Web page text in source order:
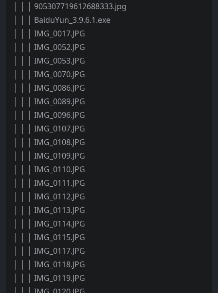
│ │ │ 905307719612688333.jpg
│ │ │ BaiduYun_3.9.6.1.exe
│ │ │ IMG_0017.JPG
│ │ │ IMG_0052.JPG
│ │ │ IMG_0053.JPG
│ │ │ IMG_0070.JPG
│ │ │ IMG_0086.JPG
│ │ │ IMG_0089.JPG
│ │ │ IMG_0096.JPG
│ │ │ IMG_0107.JPG
│ │ │ IMG_0108.JPG
│ │ │ IMG_0109.JPG
│ │ │ IMG_0110.JPG
│ │ │ IMG_0111.JPG
│ │ │ IMG_0112.JPG
│ │ │ IMG_0113.JPG
│ │ │ IMG_0114.JPG
│ │ │ IMG_0115.JPG
│ │ │ IMG_0117.JPG
│ │ │ IMG_0118.JPG
│ │ │ IMG_0119.JPG